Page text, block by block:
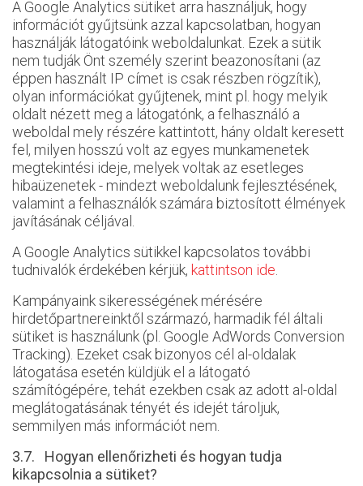
A Google Analytics sütiket arra használjuk, hogy
információt gyűjtsünk azzal kapcsolatban, hogyan
használják látogatóink weboldalunkat. Ezek a sütik
nem tudják Önt személy szerint beazonosítani (az
éppen használt IP címet is csak részben rögzítik),
olyan információkat gyűjtenek, mint pl. hogy melyik
oldalt nézett meg a látogatónk, a felhasználó a
weboldal mely részére kattintott, hány oldalt keresett
fel, milyen hosszú volt az egyes munkamenetek
megtekintési ideje, melyek voltak az esetleges
hibaüzenetek - mindezt weboldalunk fejlesztésének,
valamint a felhasználók számára biztosított élmények
javításának céljával.
A Google Analytics sütikkel kapcsolatos további
tudnivalók érdekében kérjük, kattintson ide
Kampányaink sikerességének mérésére
hirdetőpartnereinktől származó, harmadik fél általi
sütiket is használunk (pl. Google AdWords Conversion
Tracking). Ezeket csak bizonyos cél al-oldalak
látogatása esetén küldjük el a látogató
számítógépére, tehát ezekben csak az adott al-oldal
meglátogatásának tényét és idejét tároljuk,
semmilyen más információt nem.
3.7. Hogyan ellenőrizheti és hogyan tudja
kikapcsolnia a sütiket?